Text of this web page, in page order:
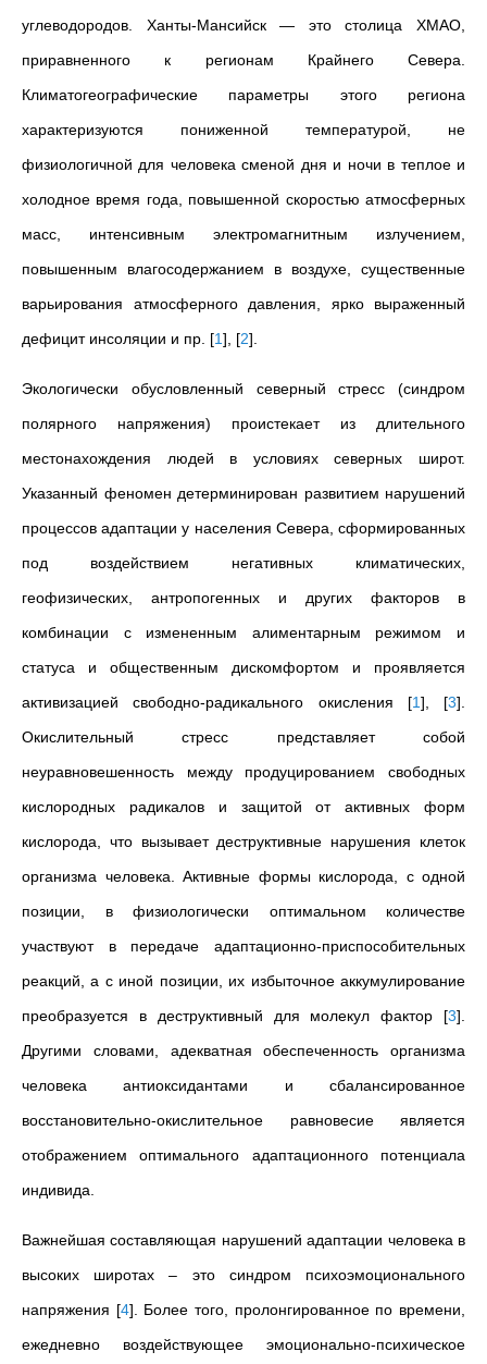
углеводородов. Ханты-Мансийск — это столица ХМАО,
приравненного к регионам Крайнего Севера.
Климатогеографические параметры этого региона
характеризуются пониженной температурой, не
физиологичной для человека сменой дня и ночи в теплое и
холодное время года, повышенной скоростью атмосферных
масс, интенсивным электромагнитным излучением,
повышенным влагосодержанием в воздухе, существенные
варьирования атмосферного давления, ярко выраженный
дефицит инсоляции и пр. [1] [2]
Экологически обусловленный северный стресс (синдром
полярного напряжения) проистекает из длительного
местонахождения людей в условиях северных широт.
Указанный феномен детерминирован развитием нарушений
процессов адаптации у населения Севера, сформированных
под воздействием негативных климатических,
геофизических, антропогенных и других факторов в
комбинации с измененным алиментарным режимом и
статуса и общественным дискомфортом и проявляется
активизацией свободно-радикального окисления [1] [3]
Окислительный стресс представляет собой
неуравновешенность между продуцированием свободных
кислородных радикалов и защитой от активных форм
кислорода, что вызывает деструктивные нарушения клеток
организма человека. Активные формы кислорода, с одной
позиции, в физиологически оптимальном количестве
участвуют в передаче адаптационно-приспособительных
реакций, а с иной позиции, их избыточное аккумулирование
преобразуется в деструктивный для молекул фактор [3]
Другими словами, адекватная обеспеченность организма
человека антиоксидантами и сбалансированное
восстановительно-окислительное равновесие является
отображением оптимального адаптационного потенциала
индивида.
Важнейшая составляющая нарушений адаптации человека в
высоких широтах – это синдром психоэмоционального
напряжения [4] . Более того, пролонгированное по времени,
ежедневно воздействующее эмоционально-психическое